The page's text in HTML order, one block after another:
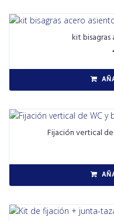
kit
Fijación vertical